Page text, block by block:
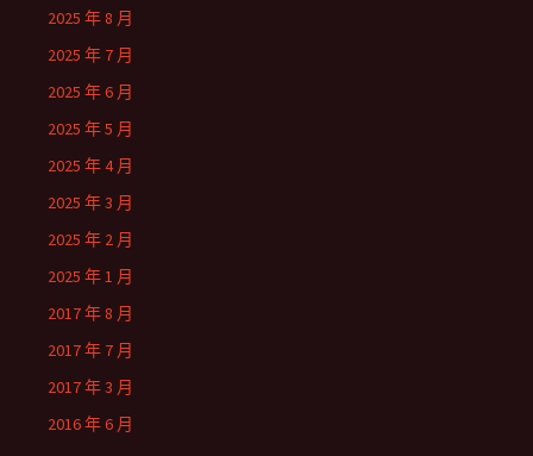
2025 年 8 月
2025 年 7 月
2025 年 6 月
2025 年 5 月
2025 年 4 月
2025 年 3 月
2025 年 2 月
2025 年 1 月
2017 年 8 月
2017 年 7 月
2017 年 3 月
2016 年 6 月